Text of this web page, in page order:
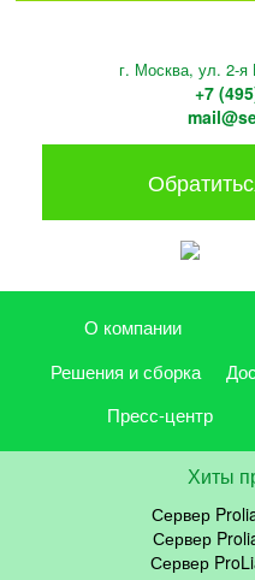
г. Москва, ул. 2-я
+7
О компании
Решения и сборка
Пресс-центр
Хиты
Сервер
Сервер
Сервер